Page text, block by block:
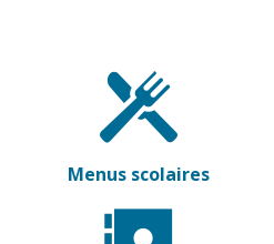
Menus scolaires